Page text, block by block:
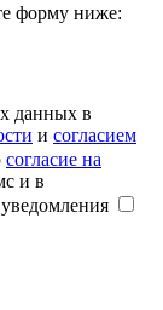
форму ниже:
данных в
и согласием
согласие на
и в